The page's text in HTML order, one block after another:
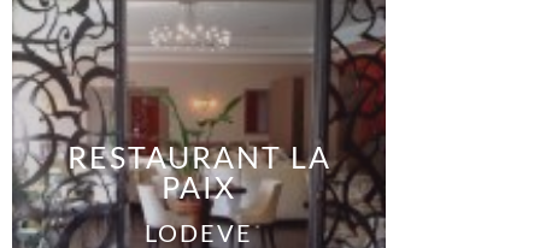
RESTAURANT LA
PAIX
LODEVE